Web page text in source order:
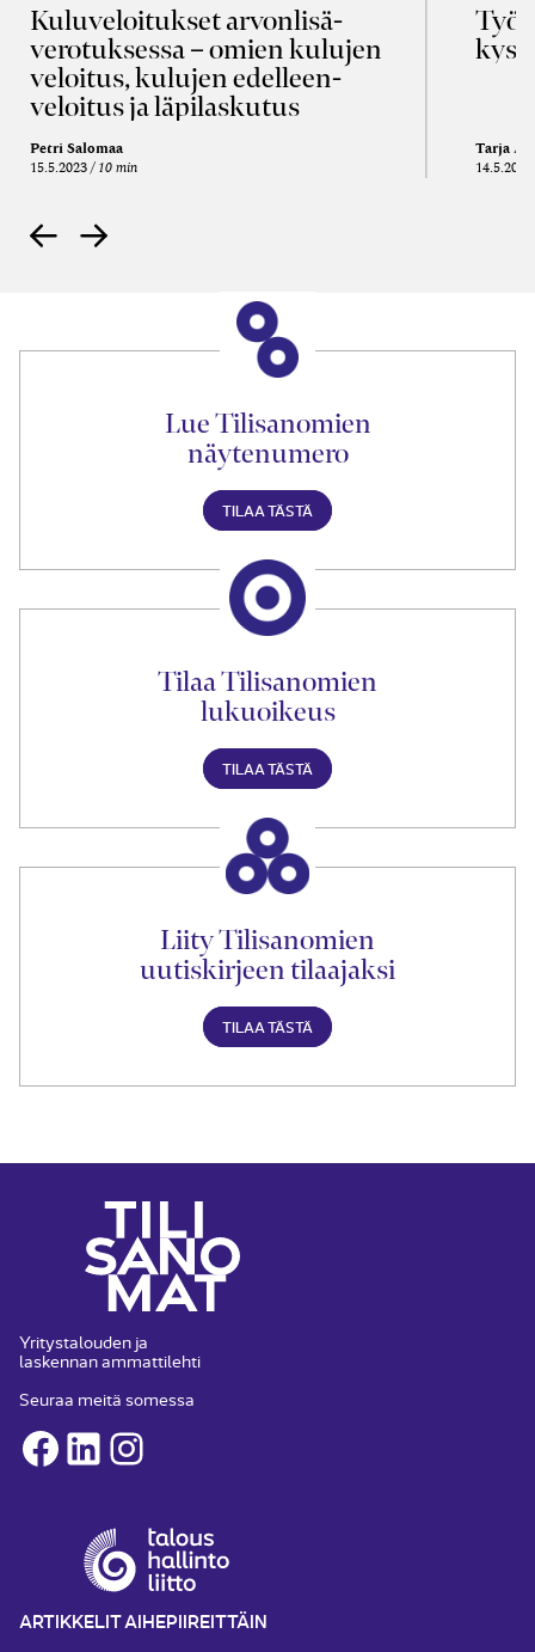
Kulu­veloitukset arvon­lisä­
verotuksessa – omien kulujen
veloitus, kulujen edelleen­
veloitus ja läpi­laskutus
Petri Salomaa
15.5.2023 10 min
Tarja
14.5.2021
Lue Tilisanomien
näytenumero
TILAA TÄSTÄ
Tilaa Tilisanomien
lukuoikeus
TILAA TÄSTÄ
Liity Tilisanomien
uutiskirjeen tilaajaksi
TILAA TÄSTÄ
Yritystalouden ja
laskennan ammattilehti
Seuraa meitä somessa
Facebook
LinkedInInstagram
ARTIKKELIT AIHEPIIREITTÄIN